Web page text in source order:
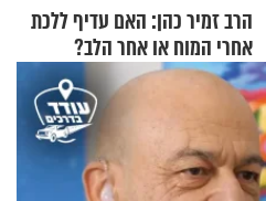
הרב זמיר כהן: האם עדיף ללכת
אחרי המוח או אחר הלב?